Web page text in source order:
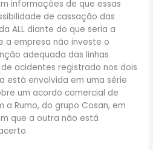
informações de que essas
de cassação das
ALL diante do que seria a
a empresa não investe o
adequada das linhas
acidentes registrado nos dois
está envolvida em uma série
um acordo comercial de
Rumo, do grupo Cosan, em
que a outra não está